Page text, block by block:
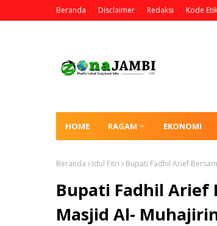
Beranda Disclaimer Redaksi Kode Etik
HOME RAGAM EKONOMI
Beranda Idul Fitri Bupati Fadhil Arief
Bupati Fadhil Arief
Masjid Al-